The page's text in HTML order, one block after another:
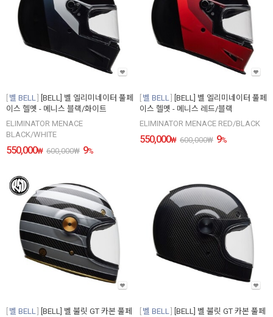
벨 BELL
[BELL] 벨 엘리미네이터 풀페
이스 헬멧 - 메니스 블랙/화이트
ELIMINATOR MENACE
BLACK/WHITE
550,000₩ 600,000₩ 9%
벨 BELL
[BELL] 벨 엘리미네이터 풀페
이스 헬멧 - 메니스 레드/블랙
ELIMINATOR MENACE RED/BLACK
550,000₩ 600,000₩ 9%
벨 BELL
[BELL] 벨 불릿 GT 카본 풀페
벨 BELL
[BELL] 벨 불릿 GT 카본 풀페